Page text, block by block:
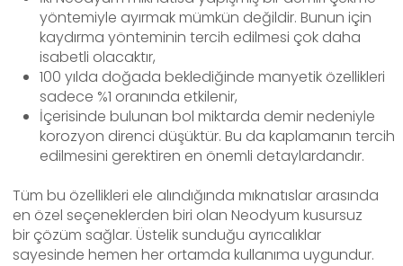
yöntemiyle ayırmak mümkün değildir. Bunun için
kaydırma yönteminin tercih edilmesi çok daha
isabetli olacaktır,
100 yılda doğada beklediğinde manyetik özellikleri
sadece %1 oranında etkilenir,
İçerisinde bulunan bol miktarda demir nedeniyle
korozyon direnci düşüktür. Bu da kaplamanın tercih
edilmesini gerektiren en önemli detaylardandır.
Tüm bu özellikleri ele alındığında mıknatıslar arasında
en özel seçeneklerden biri olan Neodyum kusursuz
bir çözüm sağlar. Üstelik sunduğu ayrıcalıklar
sayesinde hemen her ortamda kullanıma uygundur.